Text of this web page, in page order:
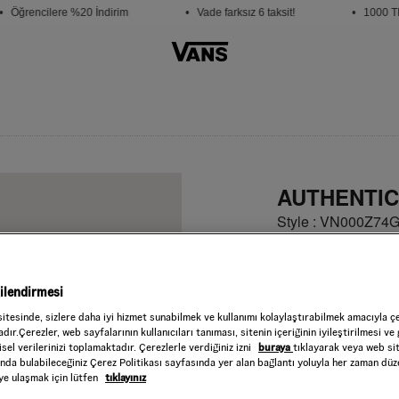
Öğrencilere %20 İndirim • Vade farksız 6 taksit! • 1000
Style :
Seçiniz
sizlere daha iyi hizmet sunabilmek ve kullanımı kolaylaştırabilmek amacıyla
web sayfalarının kullanıcıları tanıması, sitenin içeriğinin iyileştirilmesi
verilerinizi toplamaktadır. Çerezlerle verdiğiniz izni
buraya tıklayarak veya web
bulabileceğiniz Çerez Politikası sayfasında yer alan bağlantı yoluyla her zaman
ulaşmak için lütfen tıklayınız